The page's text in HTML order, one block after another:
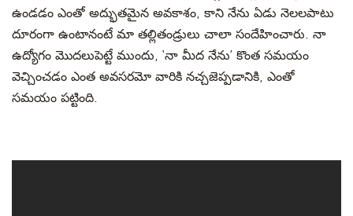
ఉండడం ఎంతో అద్భుతమైన అవకాశం, కాని నేను ఏడు నెలలపాటు
దూరంగా ఉంటానంటే మా తల్లితండ్రులు చాలా సందేహించారు. నా
ఉద్యోగం మొదలుపెట్టే ముందు, ‘నా మీద నేను’ కొంత సమయం
వెచ్చించడం ఎంత అవసరమో వారికి నచ్చజెప్పడానికి, ఎంతో
సమయం పట్టింది.